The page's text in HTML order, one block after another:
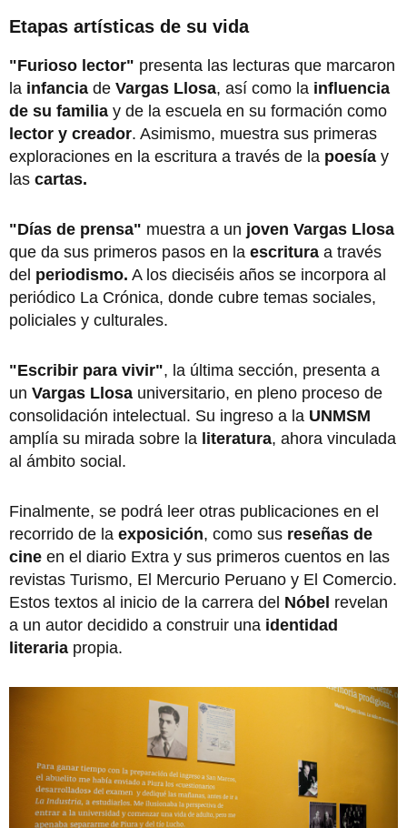
Etapas artísticas de su vida
"Furioso lector" presenta las lecturas que marcaron
la infancia de Vargas Llosa, así como la influencia
de su familia y de la escuela en su formación como
lector y creador. Asimismo, muestra sus primeras
exploraciones en la escritura a través de la poesía y
las cartas.
"Días de prensa" muestra a un joven Vargas Llosa
que da sus primeros pasos en la escritura a través
del periodismo. A los dieciséis años se incorpora al
periódico La Crónica, donde cubre temas sociales,
policiales y culturales.
"Escribir para vivir", la última sección, presenta a
un Vargas Llosa universitario, en pleno proceso de
consolidación intelectual. Su ingreso a la UNMSM
amplía su mirada sobre la literatura, ahora vinculada
al ámbito social.
Finalmente, se podrá leer otras publicaciones en el
recorrido de la exposición, como sus reseñas de
cine en el diario Extra y sus primeros cuentos en las
revistas Turismo, El Mercurio Peruano y El Comercio.
Estos textos al inicio de la carrera del Nóbel revelan
a un autor decidido a construir una identidad
literaria propia.